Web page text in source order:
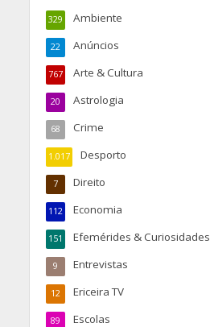
Ambiente
329
Anúncios
22
Arte & Cultura
767
Astrologia
20
Crime
68
Desporto
1.017
Direito
7
Economia
112
Efemérides & Curiosidades
151
Entrevistas
9
Ericeira TV
12
Escolas
89